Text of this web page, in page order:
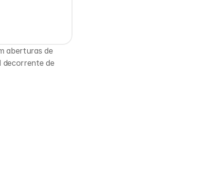
aberturas de
decorrente de